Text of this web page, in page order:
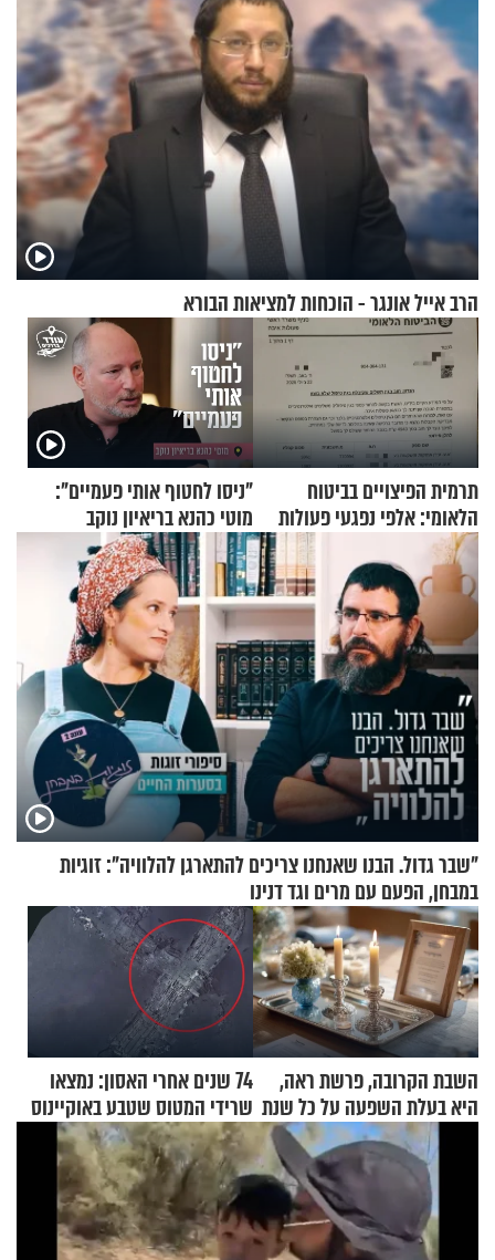
הרב אייל אונגר - הוכחות למציאות הבורא
תרמית הפיצויים בביטוח
הלאומי: אלפי נפגעי פעולות
איבה קיבלו כספים במירמה
"ניסו לחטוף אותי פעמיים":
מוטי כהנא בריאיון נוקב
"שבר גדול. הבנו שאנחנו צריכים להתארגן להלוויה": זוגיות
במבחן, הפעם עם מרים וגד דנינו
השבת הקרובה, פרשת ראה,
היא בעלת השפעה על כל שנת
תשפ"ז
74 שנים אחרי האסון: נמצאו
שרידי המטוס שטבע באוקיינוס
עם עשרות נוסעים